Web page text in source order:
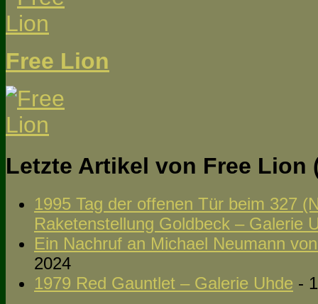
Free Lion
Letzte Artikel von Free Lion
1995 Tag der offenen Tür beim 327
Raketenstellung Goldbeck – Galerie
Ein Nachruf an Michael Neumann
2024
1979 Red Gauntlet – Galerie Uhde -